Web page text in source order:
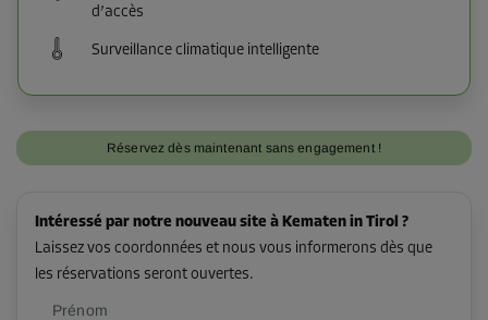
d’accès
Surveillance climatique intelligente
Réservez dès maintenant sans engagement !
Intéressé par notre nouveau site à Kematen in Tirol ?
Laissez vos coordonnées et nous vous informerons dès que
les réservations seront ouvertes.
Prénom